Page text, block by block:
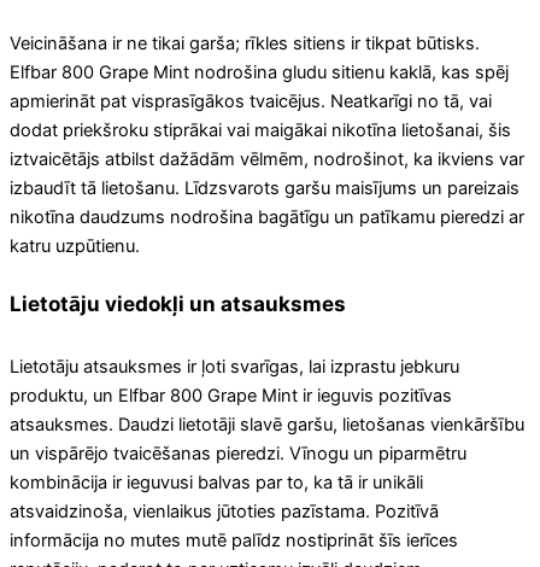
Veicināšana ir ne tikai garša; rīkles sitiens ir tikpat būtisks.
Elfbar 800 Grape Mint nodrošina gludu sitienu kaklā, kas spēj
apmierināt pat visprasīgākos tvaicējus. Neatkarīgi no tā, vai
dodat priekšroku stiprākai vai maigākai nikotīna lietošanai, šis
iztvaicētājs atbilst dažādām vēlmēm, nodrošinot, ka ikviens var
izbaudīt tā lietošanu. Līdzsvarots garšu maisījums un pareizais
nikotīna daudzums nodrošina bagātīgu un patīkamu pieredzi ar
katru uzpūtienu.
Lietotāju viedokļi un atsauksmes
Lietotāju atsauksmes ir ļoti svarīgas, lai izprastu jebkuru
produktu, un Elfbar 800 Grape Mint ir ieguvis pozitīvas
atsauksmes. Daudzi lietotāji slavē garšu, lietošanas vienkāršību
un vispārējo tvaicēšanas pieredzi. Vīnogu un piparmētru
kombinācija ir ieguvusi balvas par to, ka tā ir unikāli
atsvaidzinoša, vienlaikus jūtoties pazīstama. Pozitīvā
informācija no mutes mutē palīdz nostiprināt šīs ierīces